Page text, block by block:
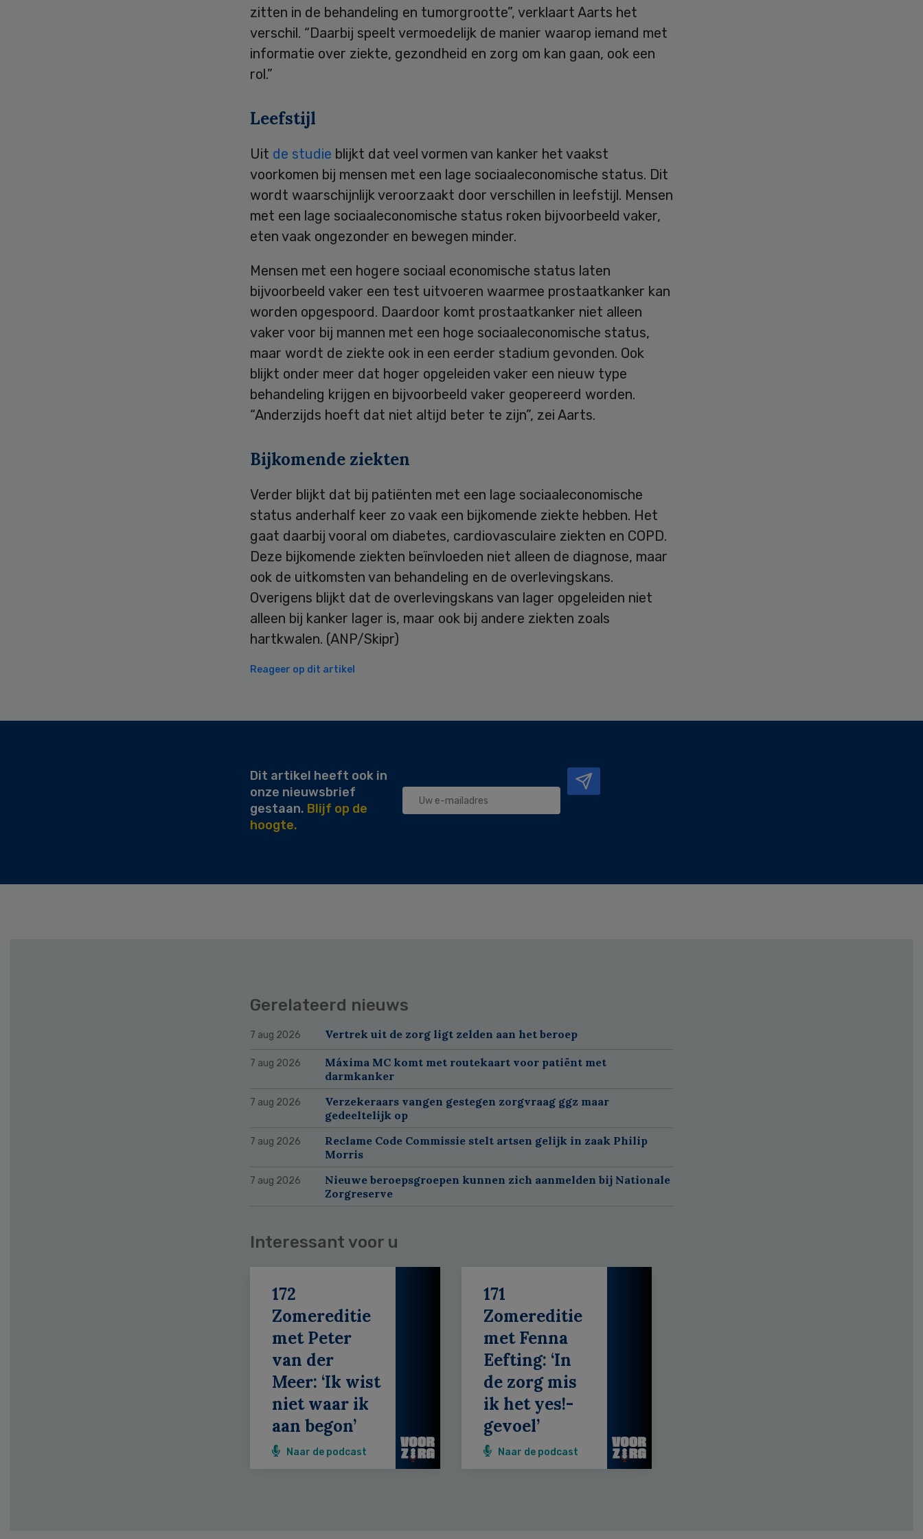
zitten in de behandeling en tumorgrootte”, verklaart Aarts het
verschil. “Daarbij speelt vermoedelijk de manier waarop iemand met
informatie over ziekte, gezondheid en zorg om kan gaan, ook een
rol.”
Leefstijl
Uit de studie blijkt dat veel vormen van kanker het vaakst
voorkomen bij mensen met een lage sociaaleconomische status. Dit
wordt waarschijnlijk veroorzaakt door verschillen in leefstijl. Mensen
met een lage sociaaleconomische status roken bijvoorbeeld vaker,
eten vaak ongezonder en bewegen minder.
Mensen met een hogere sociaal economische status laten
bijvoorbeeld vaker een test uitvoeren waarmee prostaatkanker kan
worden opgespoord. Daardoor komt prostaatkanker niet alleen
vaker voor bij mannen met een hoge sociaaleconomische status,
maar wordt de ziekte ook in een eerder stadium gevonden. Ook
blijkt onder meer dat hoger opgeleiden vaker een nieuw type
behandeling krijgen en bijvoorbeeld vaker geopereerd worden.
“Anderzijds hoeft dat niet altijd beter te zijn”, zei Aarts.
Bijkomende ziekten
Verder blijkt dat bij patiënten met een lage sociaaleconomische
status anderhalf keer zo vaak een bijkomende ziekte hebben. Het
gaat daarbij vooral om diabetes, cardiovasculaire ziekten en COPD.
Deze bijkomende ziekten beïnvloeden niet alleen de diagnose, maar
ook de uitkomsten van behandeling en de overlevingskans.
Overigens blijkt dat de overlevingskans van lager opgeleiden niet
alleen bij kanker lager is, maar ook bij andere ziekten zoals
hartkwalen. (ANP/Skipr)
Reageer op dit artikel
Dit artikel heeft ook in
onze nieuwsbrief
gestaan. Blijf op de
hoogte.
Gerelateerd nieuws
7 aug 2026 Vertrek uit de zorg ligt zelden aan het beroep
7 aug 2026
Máxima MC komt met routekaart voor patiënt met
darmkanker
7 aug 2026
Verzekeraars vangen gestegen zorgvraag ggz maar
gedeeltelijk op
7 aug 2026
Reclame Code Commissie stelt artsen gelijk in zaak Philip
Morris
7 aug 2026
Nieuwe beroepsgroepen kunnen zich aanmelden bij Nationale
Zorgreserve
Interessant voor u
172
Zomereditie
met Peter
van der
Meer: ‘Ik wist
niet waar ik
aan begon’
Naar de podcast
171
Zomereditie
met Fenna
Eefting: ‘In
de zorg mis
ik het yes!-
gevoel’
Naar de podcast